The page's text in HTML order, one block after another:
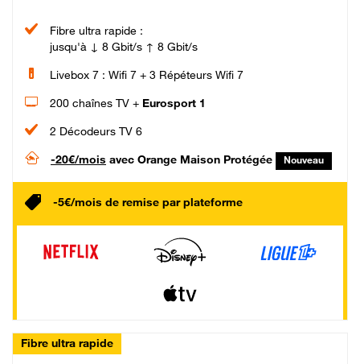
Fibre ultra rapide :
jusqu'à ↓ 8 Gbit/s ↑ 8 Gbit/s
Livebox 7 : Wifi 7 + 3 Répéteurs Wifi 7
200 chaînes TV + Eurosport 1
2 Décodeurs TV 6
-20€/mois avec Orange Maison Protégée Nouveau
-5€/mois de remise par plateforme
Fibre ultra rapide